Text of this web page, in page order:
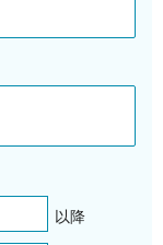
以降